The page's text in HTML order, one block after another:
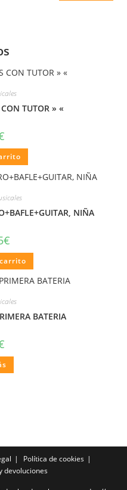
TUTOR » «
NIÑA
€
BATERIA
Política de cookies
devoluciones